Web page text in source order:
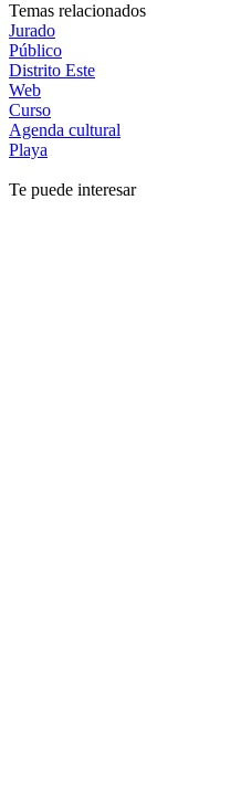
Temas relacionados
Jurado
Público
Distrito Este
Web
Curso
Agenda cultural
Playa
Te puede interesar